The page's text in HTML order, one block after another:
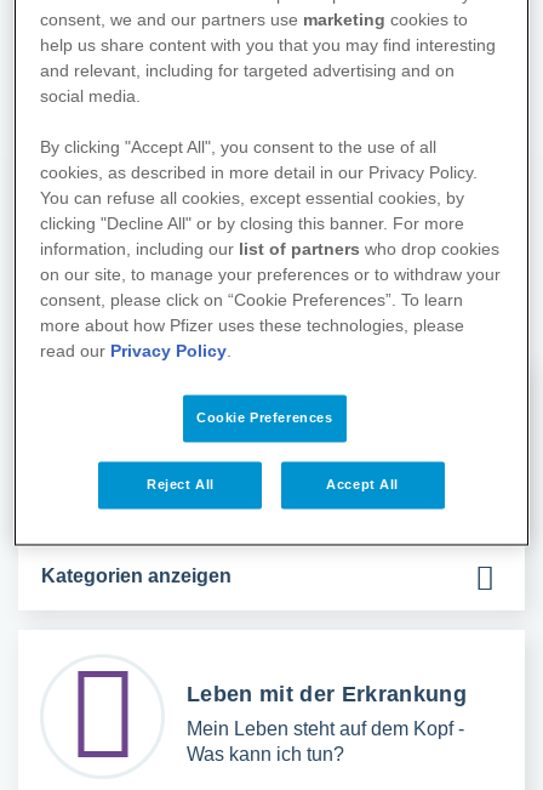
Diagnose- und
Behandlungsmöglichkeiten
sowie zu allen Bereichen des
Lebens, die von der Erkrankung
betroffen sind.
1x1 der Erkrankung
Diagnose metastasierter Brustkrebs
- Was ist das?
Kategorien anzeigen
Leben mit der Erkrankung
Mein Leben steht auf dem Kopf -
Was kann ich tun?
consent, we and our partners use marketing cookies to
help us share content with you that you may find interesting
and relevant, including for targeted advertising and on
social media.
By clicking "Accept All", you consent to the use of all
cookies, as described in more detail in our Privacy Policy.
You can refuse all cookies, except essential cookies, by
clicking "Decline All" or by closing this banner. For more
information, including our list of partners who drop cookies
on our site, to manage your preferences or to withdraw your
consent, please click on “Cookie Preferences”. To learn
more about how Pfizer uses these technologies, please
read our Privacy Policy.
Cookie Preferences
Reject All Accept All